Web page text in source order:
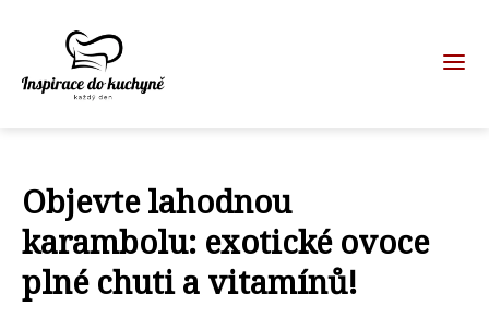
Objevte lahodnou
karambolu: exotické ovoce
plné chuti a vitamínů!